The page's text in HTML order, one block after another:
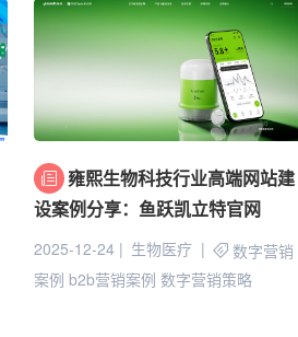
雍熙生物科技行业高端网站建
设案例分享：鱼跃凯立特官网
2025-12-24 生物医疗
数字营销
案例 b2b营销案例 数字营销策略